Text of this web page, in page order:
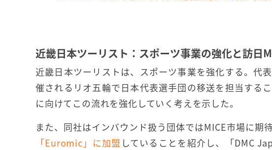
近畿日本ツーリスト：スポーツ事業の強化と訪日
近畿日本ツーリストは、スポーツ事業を強化する。代
催されるリオ五輪で日本代表選手団の移送を担当する
に向けてこの流れを強化していく考えを示した。
また、同社はインバウンド扱う団体ではMICE市場に期
「Euromic」に加盟 していることを紹介し、「DMC